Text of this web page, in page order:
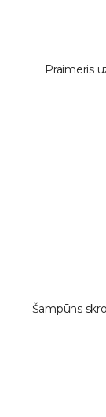
Praimeris
Šampūns